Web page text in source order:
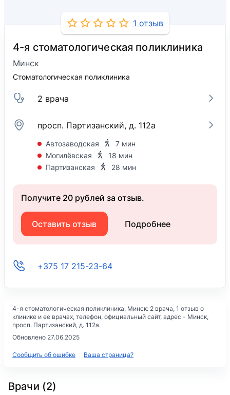
1 отзыв
4-я стоматологическая поликлиника
Минск
Стоматологическая поликлиника
2 врача
просп. Партизанский, д. 112а
Автозаводская
7 мин
Могилёвская
18 мин
Партизанская
28 мин
Получите 20 рублей за отзыв.
Оставить отзыв Подробнее
+375 17 215-23-64
4-я стоматологическая поликлиника, Минск: 2 врача, 1 отзыв о
клинике и ее врачах, телефон, официальный сайт, адрес - Минск,
просп. Партизанский, д. 112а.
Обновлено 27.06.2025
Сообщить об ошибке Ваша страница?
Врачи (2)